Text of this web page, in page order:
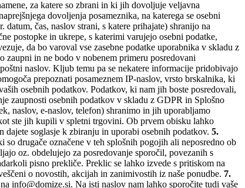
za katere so zbrani in ki jih dovoljuje veljavna
dovoljenja posameznika, na katerega se osebni
čas, naslov strani, s katere prihajate) shranijo na
postopke in ukrepe, s katerimi varujejo osebni podatke,
da bo varoval vse zasebne podatke uporabnika v skladu z
in ne bodo v nobenem primeru posredovani
naslov. Kljub temu pa se nekatere informacije pridobivajo
prepoznati posameznem IP-naslov, vrsto brskalnika, ki
osebnih podatkov. Podatkov, ki nam jih boste posredovali,
zaupnosti osebnih podatkov v skladu z GDPR in Splošno
naslov, e-naslov, telefon) shranimo in jih uporabljamo
ste jih kupili v spletni trgovini. Ob prvem obisku lahko
dajete soglasje k zbiranju in uporabi osebnih podatkov. 5.
drugače označene v teh splošnih pogojih ali neposredno ob
oz. obdelujejo za posredovanje sporočil, povezanih s
pisno prekliče. Preklic se lahko izvede s pritiskom na
o novostih, akcijah in zanimivostih iz naše ponudbe. 7.
info@domize.si. Na isti naslov nam lahko sporočite tudi vaše